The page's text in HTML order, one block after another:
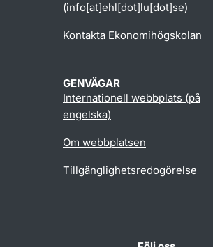
(info[at]ehl[dot]lu[dot]se)
Kontakta Ekonomihögskolan
GENVÄGAR
Internationell webbplats (på
engelska)
Om webbplatsen
Tillgänglighetsredogörelse